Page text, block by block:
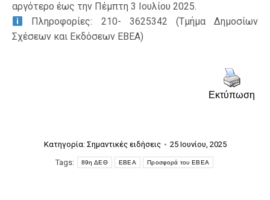
αργότερο έως την Πέμπτη 3 Ιουλίου 2025.
Πληροφορίες: 210- 3625342 (Τμήμα Δημοσίων
Σχέσεων και Εκδόσεων ΕΒΕΑ)
Εκτύπωση
Κατηγορία: Σημαντικές ειδήσεις
25 Ιουνίου, 2025
Tags:
89η ΔΕΘ ΕΒΕΑ Προσφορά του ΕΒΕΑ